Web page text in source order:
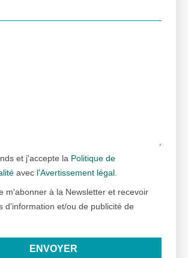
et j'accepte la Politique de
avec l'Avertissement légal
m'abonner à la Newsletter et recevoir
d'information et/ou de publicité de
ENVOYER